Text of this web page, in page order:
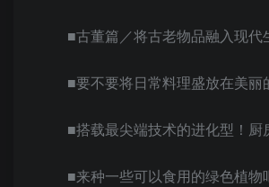
■古董篇／将古老物品融入现代
■要不要将日常料理盛放在美
■搭载最尖端技术的进化型！厨
■来种一些可以食用的绿色植物